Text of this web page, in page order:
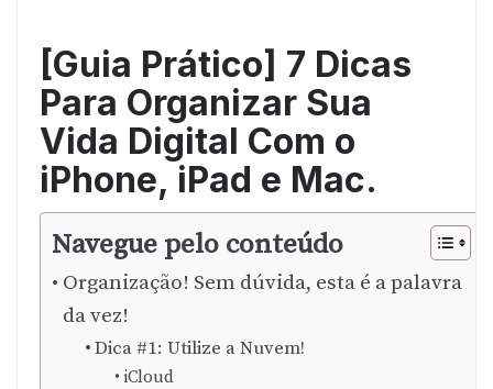
[Guia Prático] 7 Dicas
Para Organizar Sua
Vida Digital Com o
iPhone, iPad e Mac.
Navegue pelo conteúdo
Organização! Sem dúvida, esta é a palavra
da vez!
Dica #1: Utilize a Nuvem!
iCloud